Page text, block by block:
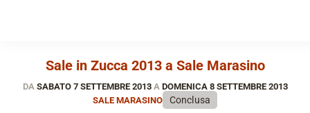
Sale in Zucca 2013 a Sale Marasino
DASABATO 7 SETTEMBRE 2013 ADOMENICA 8 SETTEMBRE 2013
SALE MARASINO
Conclusa